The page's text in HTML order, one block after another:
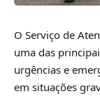
O Serviço de
uma das
urgências e
em situações